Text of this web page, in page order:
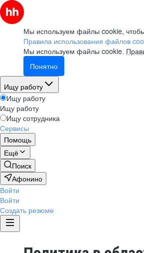
Мы используем файлы cookie,
Правила использования файлов
Мы используем файлы cookie.
Понятно
Ищу работу
Ищу работу
Ищу работу
Ищу сотрудника
Сервисы
Помощь
Ещё
Поиск
Афонино
Войти
Войти
Создать резюме